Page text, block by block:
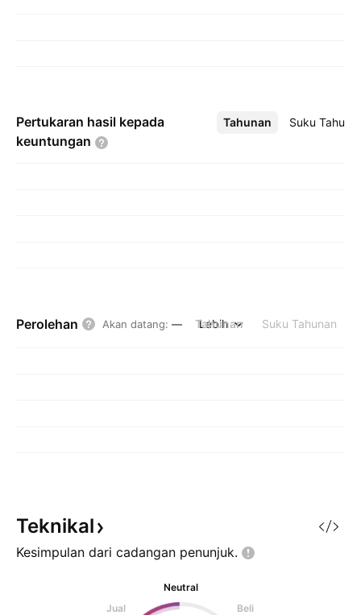
Pertukaran hasil kepada
keuntungan
Tahunan Suku
Lebih
Perolehan Akan datang: — Tahunan Suku Tahunan
Lebih
Teknikal
Kesimpulan dari cadangan penunjuk.
Neutral
Jual
Beli